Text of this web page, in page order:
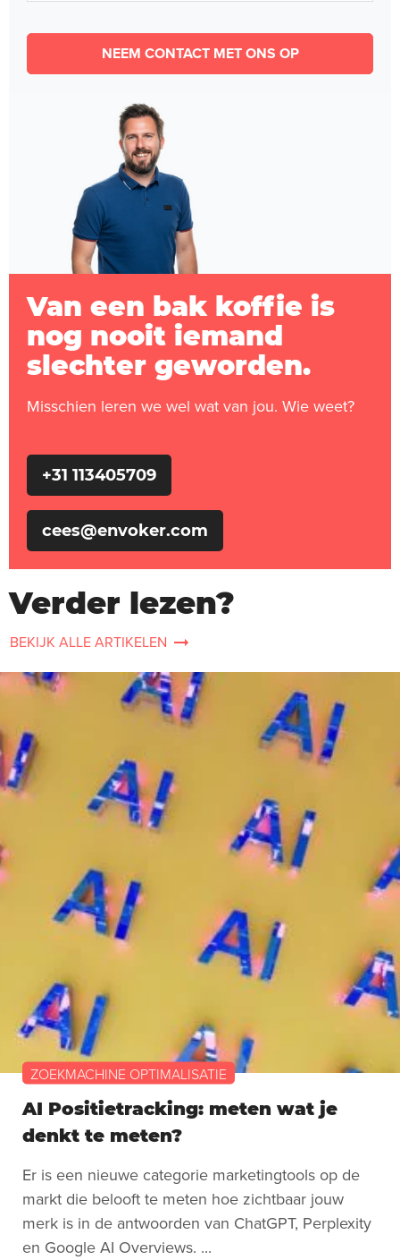
NEEM CONTACT MET ONS OP
Van een bak koffie is
nog nooit iemand
slechter geworden.
Misschien leren we wel wat van jou. Wie weet?
+31 113405709
cees@envoker.com
Verder lezen?
BEKIJK ALLE ARTIKELEN
ZOEKMACHINE OPTIMALISATIE
AI Positietracking: meten wat je
denkt te meten?
Er is een nieuwe categorie marketingtools op de
markt die belooft te meten hoe zichtbaar jouw
merk is in de antwoorden van ChatGPT, Perplexity
en Google AI Overviews. ...